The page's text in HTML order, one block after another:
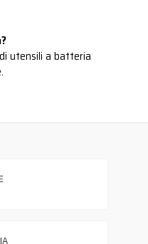
utensili a batteria